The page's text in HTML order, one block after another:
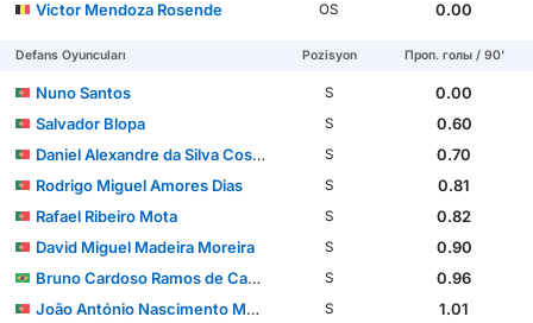
Victor Mendoza Rosende
OS 0.00
Defans Oyuncuları Pozisyon Проп. голы / 90'
Nuno Santos S
0.00
Salvador Blopa
S
0.60
Daniel Alexandre da Silva Costa
S
0.70
Rodrigo Miguel Amores Dias
S
0.81
Rafael Ribeiro Mota
S
0.82
David Miguel Madeira Moreira
S
0.90
Bruno Cardoso Ramos de Carvalho
S
0.96
João António Nascimento Muniz
S
1.01